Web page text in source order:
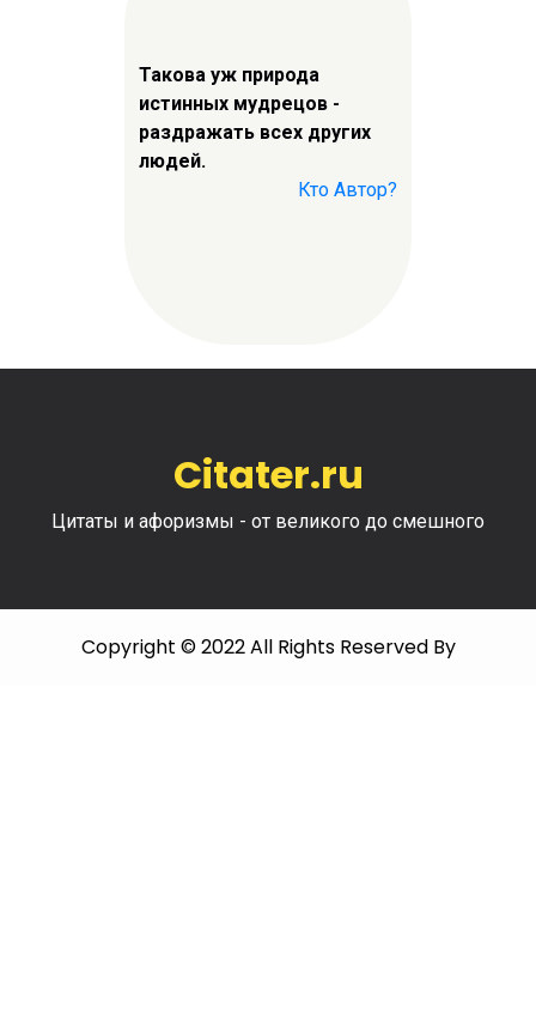
Такова уж природа
истинных мудрецов -
раздражать всех других
людей.
Кто Автор?
Citater.ru
Цитаты и афоризмы - от великого до смешного
Copyright © 2022 All Rights Reserved By